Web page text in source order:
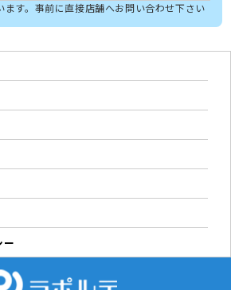
す。事前に直接店舗へお問い合わせ下さい
ー